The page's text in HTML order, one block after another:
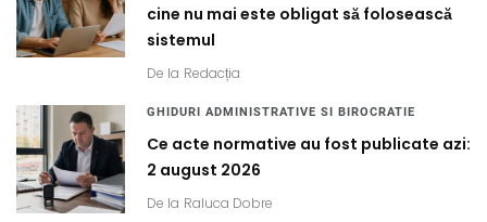
cine nu mai este obligat să folosească
sistemul
De la Redacția
GHIDURI ADMINISTRATIVE SI BIROCRATIE
Ce acte normative au fost publicate azi:
2 august 2026
De la Raluca Dobre